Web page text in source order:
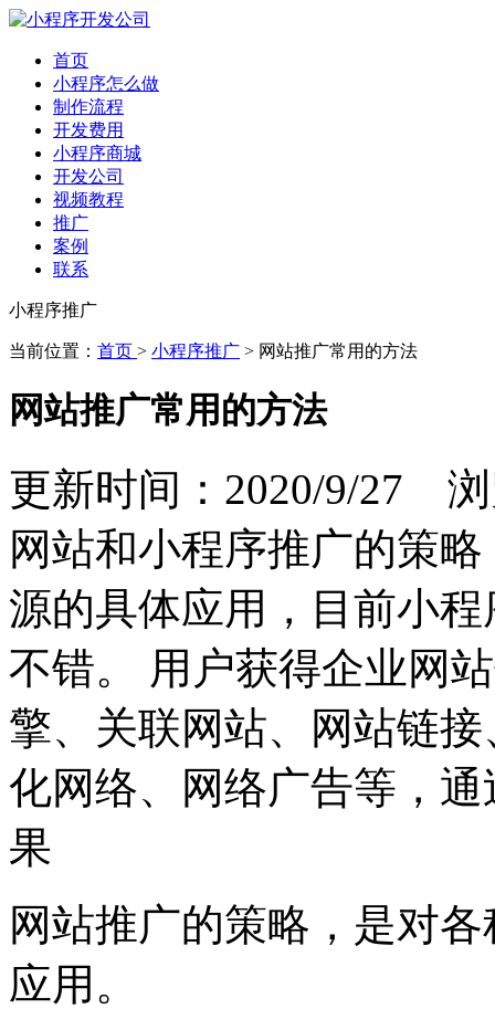
首页
小程序怎么做
制作流程
开发费用
小程序商城
开发公司
视频教程
推广
案例
联系
小程序推广
当前位置： 首页 > 小程序推广 > 网站推广常用的方法
网站推广常用的方法
更新时间：2020/9/27
网站和小程序推广的策
源的具体应用，目前小
不错。 用户获得企业网
擎、关联网站、网站链
化网络、网络广告等，
果
网站推广的策略，是对
应用。